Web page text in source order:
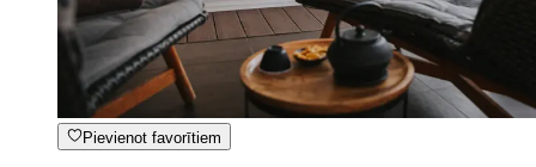
Pievienot favorītiem